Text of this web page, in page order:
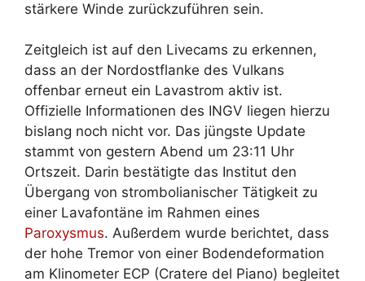
stärkere Winde zurückzuführen sein.
Zeitgleich ist auf den Livecams zu erkennen,
dass an der Nordostflanke des Vulkans
offenbar erneut ein Lavastrom aktiv ist.
Offizielle Informationen des INGV liegen hierzu
bislang noch nicht vor. Das jüngste Update
stammt von gestern Abend um 23:11 Uhr
Ortszeit. Darin bestätigte das Institut den
Übergang von strombolianischer Tätigkeit zu
einer Lavafontäne im Rahmen eines
Paroxysmus. Außerdem wurde berichtet, dass
der hohe Tremor von einer Bodendeformation
am Klinometer ECP (Cratere del Piano) begleitet